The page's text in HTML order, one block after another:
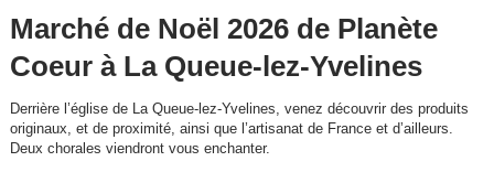
Marché de Noël 2026 de Planète
Coeur à La Queue-lez-Yvelines
Derrière l’église de La Queue-lez-Yvelines, venez découvrir des produits
originaux, et de proximité, ainsi que l’artisanat de France et d’ailleurs.
Deux chorales viendront vous enchanter.